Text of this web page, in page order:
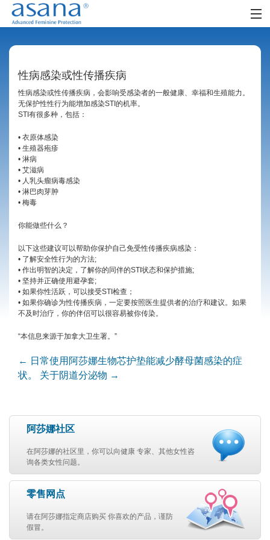
阿莎娜女孩
零售网点
时尚生活
社区
FAQ
性病感染或性传播疾病
性病感染或性传播疾病，会影响受感染者的一般健康、幸福和生殖能力。
无保护性性行为能增加感染STI的机率。
STI有很多种，包括：
• 衣原体感染
• 生殖器疱疹
• 淋病
• 艾滋病
• 人乳头瘤病毒感染
• 淋巴肉芽肿
• 梅毒
你能做些什么？
以下这些建议可以帮助你保护自己免受性传播疾病感染：
• 了解安全性行为的方法;
• 作出明智的决定，了解你的同伴的STI状态和保护措施;
• 坚持并正确使用避孕套;
• 如果你性活跃，可以接受STI检查；
• 如果你确诊为性传播疾病，一定要按照医生提供者的治疗和建议。如果
不及时治疗，你的伴侣可以很容易被你传染。
“本信息来源于加拿大卫生署。”
Post navigation
← 日常使用阿莎娜生物芯护垫能减少酵母菌感染的症
状。
关于阴道分泌物 →
阿莎娜社区
在阿莎娜的社区里，你可以向健康 专家、其他女性咨
询各类女性问题。
零售网点
请在阿莎娜指定商店购买 你喜欢的产品，谨防
假冒。